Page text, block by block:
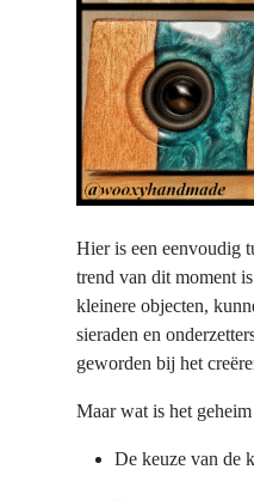
Hier is een eenvoudig
trend van dit moment
kleinere objecten,
sieraden en
geworden bij het
Maar wat is het
De keuze van de